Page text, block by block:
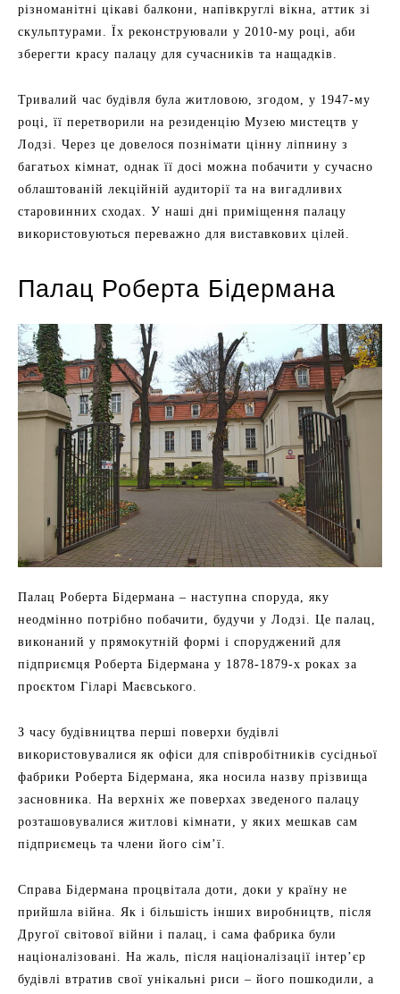
різноманітні цікаві балкони, напівкруглі вікна, аттик зі
скульптурами. Їх реконструювали у 2010-му році, аби
зберегти красу палацу для сучасників та нащадків.
Тривалий час будівля була житловою, згодом, у 1947-му
році, її перетворили на резиденцію Музею мистецтв у
Лодзі. Через це довелося познімати цінну ліпнину з
багатьох кімнат, однак її досі можна побачити у сучасно
облаштованій лекційній аудиторії та на вигадливих
старовинних сходах. У наші дні приміщення палацу
використовуються переважно для виставкових цілей.
Палац Роберта Бідермана
Палац Роберта Бідермана – наступна споруда, яку
неодмінно потрібно побачити, будучи у Лодзі. Це палац,
виконаний у прямокутній формі і споруджений для
підприємця Роберта Бідермана у 1878-1879-х роках за
проєктом Гіларі Маєвського.
З часу будівництва перші поверхи будівлі
використовувалися як офіси для співробітників сусідньої
фабрики Роберта Бідермана, яка носила назву прізвища
засновника. На верхніх же поверхах зведеного палацу
розташовувалися житлові кімнати, у яких мешкав сам
підприємець та члени його сім’ї.
Справа Бідермана процвітала доти, доки у країну не
прийшла війна. Як і більшість інших виробництв, після
Другої світової війни і палац, і сама фабрика були
націоналізовані. На жаль, після націоналізації інтер’єр
будівлі втратив свої унікальні риси – його пошкодили, а